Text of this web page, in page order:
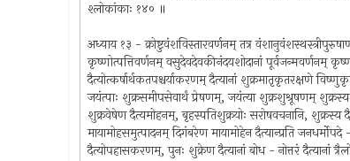
श्लोकांकाः १४० ॥
अध्याय १३ - क्रोष्टुवंशविस्तारवर्णनम् तत्र
कृष्णोत्पत्तिवर्णनम् वसुदेवदेवकीनंदयशोदानां पूर्वजन्मवर्णनम्
दैत्योत्कर्षार्थकतपश्चर्याकरणम् दैत्यानां शुक्रमातृकृतरक्षणे
जयंत्पाः शुक्रसमीपसेवार्थं प्रेषणम्, जयंत्या शुक्रशुश्रूषणम्
शुक्रवेषेण दैत्यमोहनम्, बृहस्पतिशुक्रयोः सरोषवचनानि, शुक्रस्य
मायामोहसमुत्पादनम् दिगंबरेण मायामोहेन दैत्यान्प्रति जनधर्मोपदे
दैत्योपहासकरणम्, पुनः शुक्रेण दैत्यानां बोध - नोत्तरं दैत्यानां